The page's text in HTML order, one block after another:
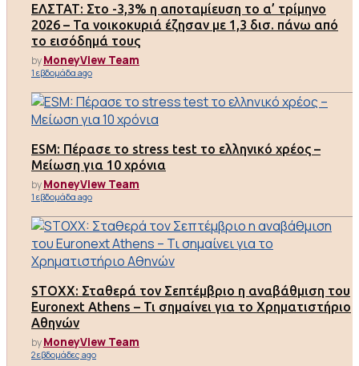
ΕΛΣΤΑΤ: Στο -3,3% η αποταμίευση το α’ τρίμηνο
2026 – Τα νοικοκυριά έζησαν με 1,3 δισ. πάνω από
το εισόδημά τους
byMoneyView Team
1 εβδομάδα ago
ESM: Πέρασε το stress test το ελληνικό χρέος –
Μείωση για 10 χρόνια
byMoneyView Team
1 εβδομάδα ago
STOXX: Σταθερά τον Σεπτέμβριο η αναβάθμιση του
Euronext Athens – Τι σημαίνει για το Χρηματιστήριο
Αθηνών
byMoneyView Team
2 εβδομάδες ago